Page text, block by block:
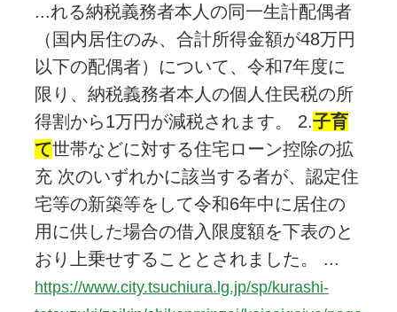
...れる納税義務者本人の同一生計配偶者
（国内居住のみ、合計所得金額が48万円
以下の配偶者）について、令和7年度に
限り、納税義務者本人の個人住民税の所
得割から1万円が減税されます。 2.子育
て世帯などに対する住宅ローン控除の拡
充 次のいずれかに該当する者が、認定住
宅等の新築等をして令和6年中に居住の
用に供した場合の借入限度額を下表のと
おり上乗せすることとされました。 ...
https://www.city.tsuchiura.lg.jp/sp/kurashi-